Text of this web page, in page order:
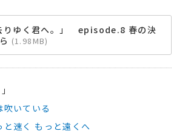
りゆく君へ。」 episode.8 春の決
1.98MB
いている
速く もっと遠くへ